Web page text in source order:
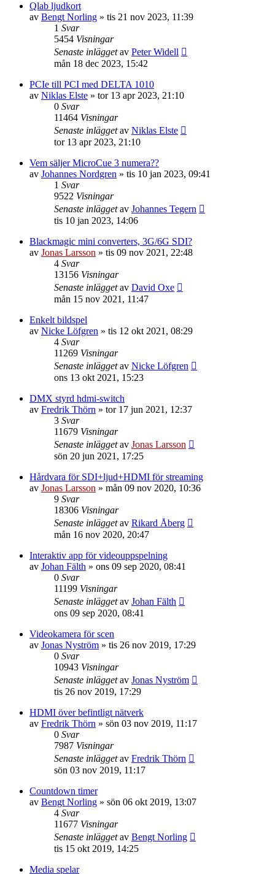
Qlab ljudkort
av Bengt Norling » tis 21 nov 2023, 11:39
1 Svar
5454 Visningar
Senaste inläggetav Peter Widell
mån 18 dec 2023, 15:42
PCIe till PCI med DELTA 1010
av Niklas Elste » tor 13 apr 2023, 21:10
0 Svar
11464 Visningar
Senaste inläggetav Niklas Elste
tor 13 apr 2023, 21:10
Vem säljer MicroCue 3 numera??
av Johannes Nordgren » tis 10 jan 2023, 09:41
1 Svar
9522 Visningar
Senaste inläggetav Johannes Tegern
tis 10 jan 2023, 14:06
Blackmagic mini converters, 3G/6G SDI?
av Jonas Larsson » tis 09 nov 2021, 22:48
4 Svar
13156 Visningar
Senaste inläggetav David Oxe
mån 15 nov 2021, 11:47
Enkelt bildspel
av Nicke Löfgren » tis 12 okt 2021, 08:29
4 Svar
11269 Visningar
Senaste inläggetav Nicke Löfgren
ons 13 okt 2021, 15:23
DMX styrd hdmi-switch
av Fredrik Thörn » tor 17 jun 2021, 12:37
3 Svar
11679 Visningar
Senaste inläggetav Jonas Larsson
sön 20 jun 2021, 17:25
Hårdvara för SDI+ljud+HDMI för streaming
av Jonas Larsson » mån 09 nov 2020, 10:36
9 Svar
18306 Visningar
Senaste inläggetav Rikard Åberg
mån 16 nov 2020, 20:47
Interaktiv app för videouppspelning
av Johan Fälth » ons 09 sep 2020, 08:41
0 Svar
11199 Visningar
Senaste inläggetav Johan Fälth
ons 09 sep 2020, 08:41
Videokamera för scen
av Jonas Nyström » tis 26 nov 2019, 17:29
0 Svar
10943 Visningar
Senaste inläggetav Jonas Nyström
tis 26 nov 2019, 17:29
HDMI över befintligt nätverk
av Fredrik Thörn » sön 03 nov 2019, 11:17
0 Svar
7987 Visningar
Senaste inläggetav Fredrik Thörn
sön 03 nov 2019, 11:17
Countdown timer
av Bengt Norling » sön 06 okt 2019, 13:07
4 Svar
11677 Visningar
Senaste inläggetav Bengt Norling
tis 15 okt 2019, 14:25
Media spelar